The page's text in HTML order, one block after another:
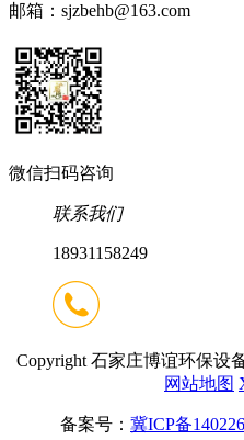
邮箱：sjzbehb@163.com
微信扫码咨询
联系我们
18931158249
Copyright 石家庄博谊环保设
网站地图
备案号： 冀ICP备